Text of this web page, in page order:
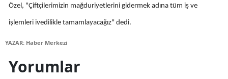
Özel, "Çiftçilerimizin mağduriyetlerini gidermek adına tüm iş ve
işlemleri ivedilikle tamamlayacağız" dedi.
YAZAR: Haber Merkezi
Yorumlar